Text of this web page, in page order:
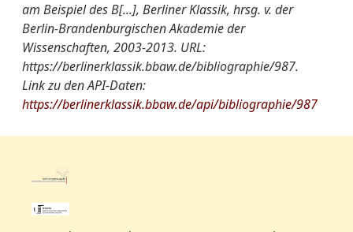
am Beispiel des B[...], Berliner Klassik, hrsg. v. der
Berlin-Brandenburgischen Akademie der
Wissenschaften, 2003-2013. URL:
https://berlinerklassik.bbaw.de/bibliographie/987.
Link zu den API-Daten:
https://berlinerklassik.bbaw.de/api/bibliographie/987